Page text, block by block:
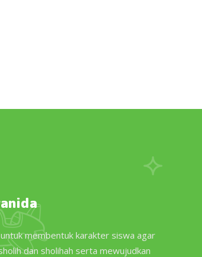
membentuk karakter siswa agar
dan sholihah serta mewujudkan